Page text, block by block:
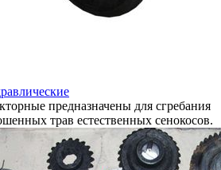
предназначены для сгребания
трав естественных сенокосов.